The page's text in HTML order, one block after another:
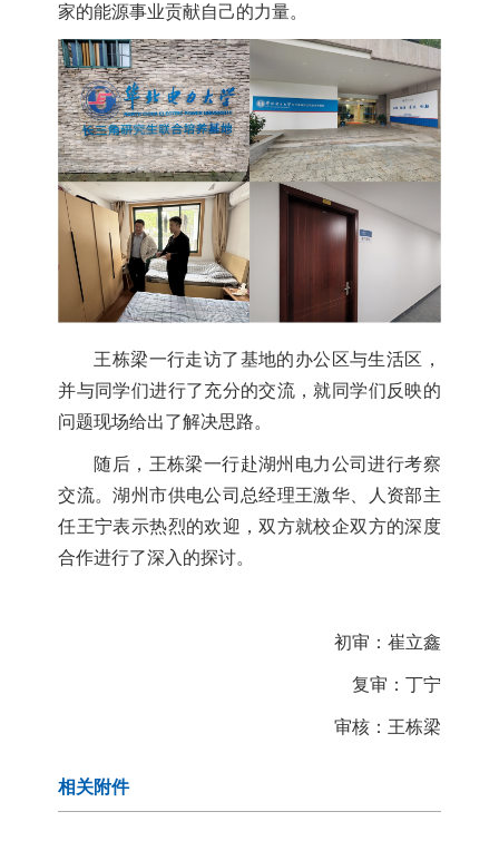
家的能源事业贡献自己的力量。
王栋梁一行走访了基地的办公区与生活区，
并与同学们进行了充分的交流，就同学们反映的
问题现场给出了解决思路。
随后，王栋梁一行赴湖州电力公司进行考察
交流。湖州市供电公司总经理王激华、人资部主
任王宁表示热烈的欢迎，双方就校企双方的深度
合作进行了深入的探讨。
初审：崔立鑫
复审：丁宁
审核：王栋梁
相关附件